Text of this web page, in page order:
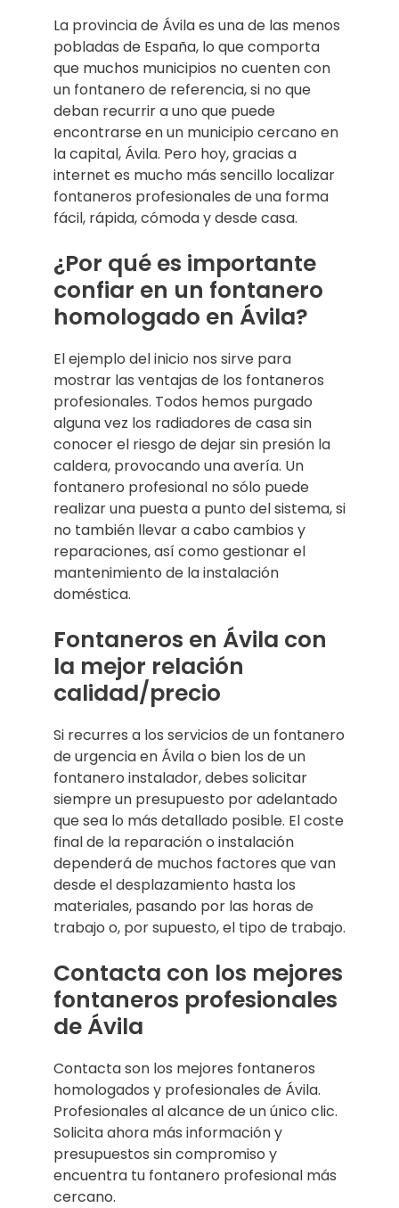
La provincia de Ávila es una de las menos
pobladas de España, lo que comporta
que muchos municipios no cuenten con
un fontanero de referencia, si no que
deban recurrir a uno que puede
encontrarse en un municipio cercano en
la capital, Ávila. Pero hoy, gracias a
internet es mucho más sencillo localizar
fontaneros profesionales de una forma
fácil, rápida, cómoda y desde casa.
¿Por qué es importante
confiar en un fontanero
homologado en Ávila?
El ejemplo del inicio nos sirve para
mostrar las ventajas de los fontaneros
profesionales. Todos hemos purgado
alguna vez los radiadores de casa sin
conocer el riesgo de dejar sin presión la
caldera, provocando una avería. Un
fontanero profesional no sólo puede
realizar una puesta a punto del sistema, si
no también llevar a cabo cambios y
reparaciones, así como gestionar el
mantenimiento de la instalación
doméstica.
Fontaneros en Ávila con
la mejor relación
calidad/precio
Si recurres a los servicios de un fontanero
de urgencia en Ávila o bien los de un
fontanero instalador, debes solicitar
siempre un presupuesto por adelantado
que sea lo más detallado posible. El coste
final de la reparación o instalación
dependerá de muchos factores que van
desde el desplazamiento hasta los
materiales, pasando por las horas de
trabajo o, por supuesto, el tipo de trabajo.
Contacta con los mejores
fontaneros profesionales
de Ávila
Contacta son los mejores fontaneros
homologados y profesionales de Ávila.
Profesionales al alcance de un único clic.
Solicita ahora más información y
presupuestos sin compromiso y
encuentra tu fontanero profesional más
cercano.